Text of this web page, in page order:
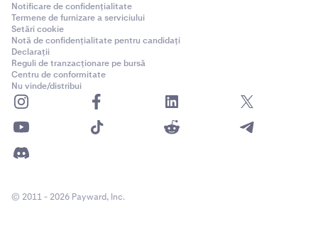
Notificare de confidențialitate
Termene de furnizare a serviciului
Setări cookie
Notă de confidențialitate pentru candidați
Declarații
Reguli de tranzacționare pe bursă
Centru de conformitate
Nu vinde/distribui
© 2011 - 2026 Payward, Inc.